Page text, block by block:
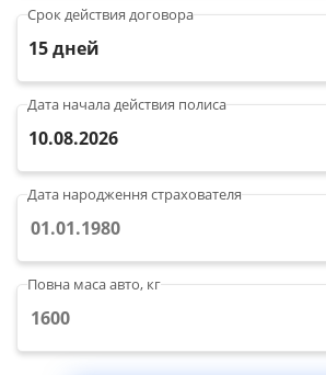
Партнерская программа
Реферальная программа
Срок действия договора
15 дней
Дата начала действия полиса
10.08.2026
Дата народження страхователя
Повна маса авто, кг